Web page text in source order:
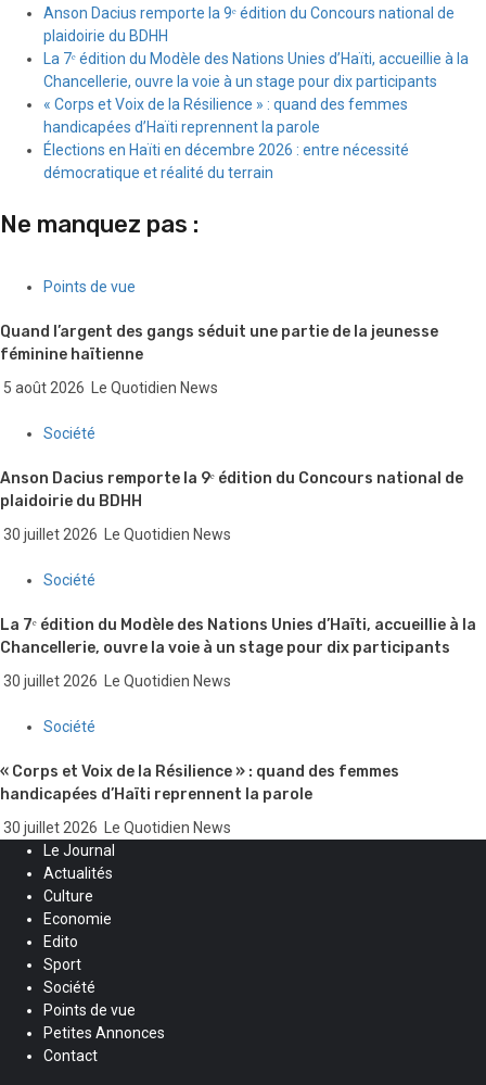
Anson Dacius remporte la 9ᵉ édition du Concours national de
plaidoirie du BDHH
La 7ᵉ édition du Modèle des Nations Unies d’Haïti, accueillie à la
Chancellerie, ouvre la voie à un stage pour dix participants
« Corps et Voix de la Résilience » : quand des femmes
handicapées d’Haïti reprennent la parole
Élections en Haïti en décembre 2026 : entre nécessité
démocratique et réalité du terrain
Ne manquez pas :
Points de vue
Quand l’argent des gangs séduit une partie de la jeunesse
féminine haïtienne
5 août 2026 Le Quotidien News
Société
Anson Dacius remporte la 9ᵉ édition du Concours national de
plaidoirie du BDHH
30 juillet 2026 Le Quotidien News
Société
La 7ᵉ édition du Modèle des Nations Unies d’Haïti, accueillie à la
Chancellerie, ouvre la voie à un stage pour dix participants
30 juillet 2026 Le Quotidien News
Société
« Corps et Voix de la Résilience » : quand des femmes
handicapées d’Haïti reprennent la parole
30 juillet 2026
Le Quotidien News
Le Journal
Actualités
Culture
Economie
Edito
Sport
Société
Points de vue
Petites Annonces
Contact